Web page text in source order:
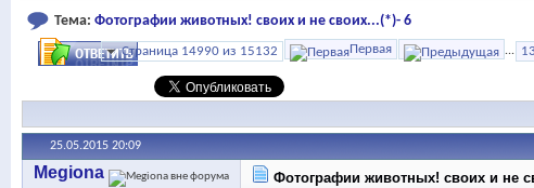
Тема: Фотографии животных! своих и не своих...(*)- 6
Страница 14990 из 15132 Первая ...
25.05.2015 20:09
Megiona Фотографии животных! своих и не